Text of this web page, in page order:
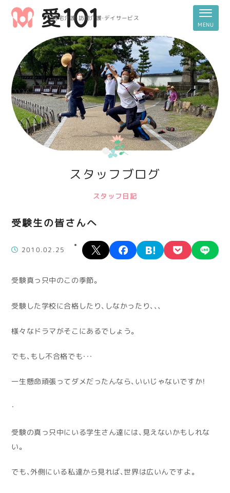
居宅介護・訪問介護・デイサービス
スタッフブログ
スタッフ日記
受験生の皆さんへ
2010.02.25
X facebookhatena pocket
受験真っ只中のこの季節。
受験した学校に合格したり、しなかったり、、、
様々なドラマがそこにあるでしょう。
でも、もし不合格でも・・・
一生懸命頑張ってダメだったんなら、いいじゃないですか！
・
受験の真っ只中にいる学生さん達には、見えないかもしれな
い。
でも、外側にいる私達から見れば、世界は広いんですよ。